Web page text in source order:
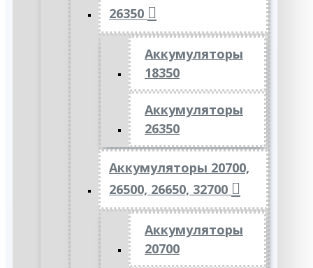
26350
Аккумуляторы
18350
Аккумуляторы
26350
Аккумуляторы 20700,
26500, 26650, 32700
Аккумуляторы
20700